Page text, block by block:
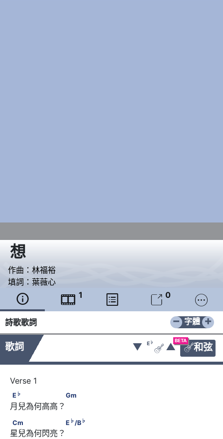
想
作曲： 林福裕
填詞： 葉薇心
  1   0 
詩歌歌詞 − +
字體
歌詞
BETA
和弦
▼ E ♭
 ▲
E♭ Gm
E ♭ Gm
月兒為何高高？
Cm　　　　　　 E♭/B
Cm E ♭ /B ♭
星兒為何閃亮？